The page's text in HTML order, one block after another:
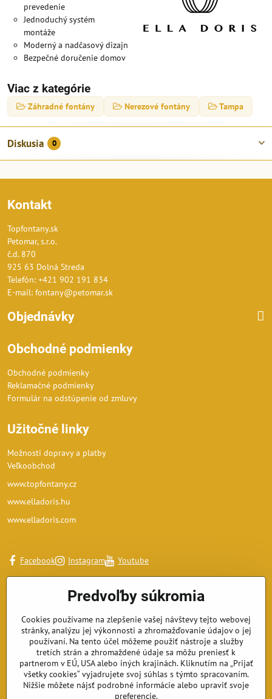
prevedenie
Jednoduchý systém
montáže
Moderný a nadčasový dizajn
Bezpečné doručenie domov
Viac z kategórie
Záhradné fontány Nerezové fontány Tampa
Diskusia 0
Kontakt
Topfontany.sk
Petomar, s.r.o.
č.d. 870
925 63 Dolná Streda
Telefón: +421 902 191 834
E-mail: fontany@petomar.sk
Objednávky
Obchodné podmienky
Obchodné podmienky
Reklamačné podmienky
Formulár na odstúpenie od zmluvy
Užitočné linky
Možnosti dopravy a platby
Veľkoobchod
www.topfontany.cz
www.elladoris.hu
www.elladoris.com
Facebook Instagram Youtube
Predvoľby súkromia
Cookies používame na zlepšenie vašej návštevy tejto webovej
stránky, analýzu jej výkonnosti a zhromažďovanie údajov o jej
používaní. Na tento účel môžeme použiť nástroje a služby
tretích strán a zhromaždené údaje sa môžu preniesť k
partnerom v EÚ, USA alebo iných krajinách. Kliknutím na „Prijať
všetky cookies“ vyjadrujete svoj súhlas s týmto spracovaním.
Nižšie môžete nájsť podrobné informácie alebo upraviť svoje
preferencie.